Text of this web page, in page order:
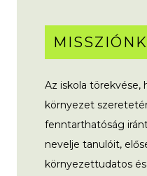
MISSZIÓNK
Az iskola törekvése,
környezet
fenntarthatóság
nevelje tanulóit,
környezettudatos